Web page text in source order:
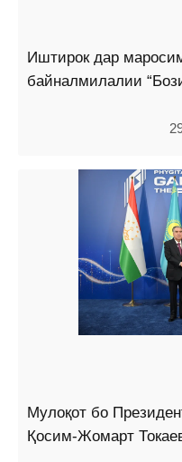
Иштирок дар
байналмилалии
Мулоқот бо
Қосим-Жомарт